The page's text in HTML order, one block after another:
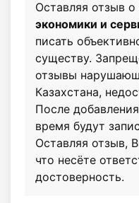
Оставляя отзыв о
экономики и
писать
существу.
отзывы
Казахстана,
После
время будут
Оставляя отзыв,
что несёте
достоверность.